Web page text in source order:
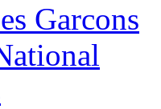
Garcons